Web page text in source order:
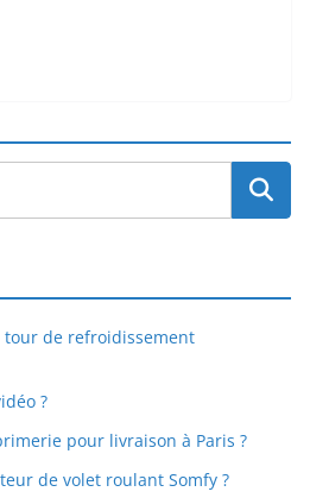
de refroidissement
?
pour livraison à Paris ?
de volet roulant Somfy ?